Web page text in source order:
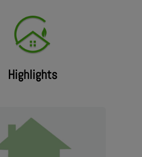
Highlights